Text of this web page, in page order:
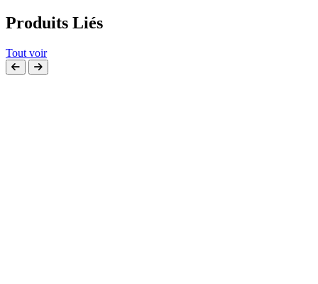
Produits Liés
Tout voir